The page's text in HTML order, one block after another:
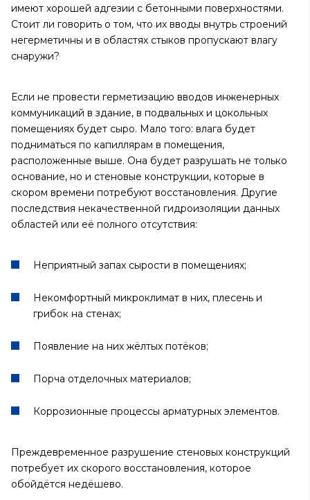
имеют хорошей адгезии с бетонными поверхностями.
Стоит ли говорить о том, что их вводы внутрь строений
негерметичны и в областях стыков пропускают влагу
снаружи?
Если не провести герметизацию вводов инженерных
коммуникаций в здание, в подвальных и цокольных
помещениях будет сыро. Мало того: влага будет
подниматься по капиллярам в помещения,
расположенные выше. Она будет разрушать не только
основание, но и стеновые конструкции, которые в
скором времени потребуют восстановления. Другие
последствия некачественной гидроизоляции данных
областей или её полного отсутствия:
Неприятный запах сырости в помещениях;
Некомфортный микроклимат в них, плесень и
грибок на стенах;
Появление на них жёлтых потёков;
Порча отделочных материалов;
Коррозионные процессы арматурных элементов.
Преждевременное разрушение стеновых конструкций
потребует их скорого восстановления, которое
обойдётся недёшево.